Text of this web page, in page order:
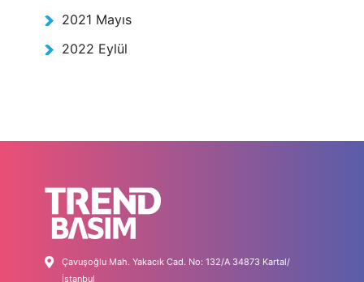
2021 Mayıs
2022 Eylül
Çavuşoğlu Mah. Yakacık Cad. No: 132/A 34873 Kartal/
İstanbul